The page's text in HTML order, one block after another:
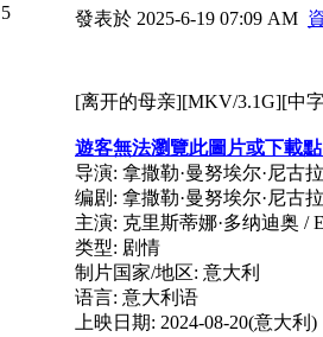
發表於 2025-6-19 07:09 AM
[离开的母亲][MKV/3.1G][中
遊客無法瀏覽此圖片或下載
导演: 拿撒勒·曼努埃尔·尼古
编剧: 拿撒勒·曼努埃尔·尼古
主演: 克里斯蒂娜·多纳迪奥 /
类型: 剧情
制片国家/地区: 意大利
语言: 意大利语
上映日期: 2024-08-20(意大利)